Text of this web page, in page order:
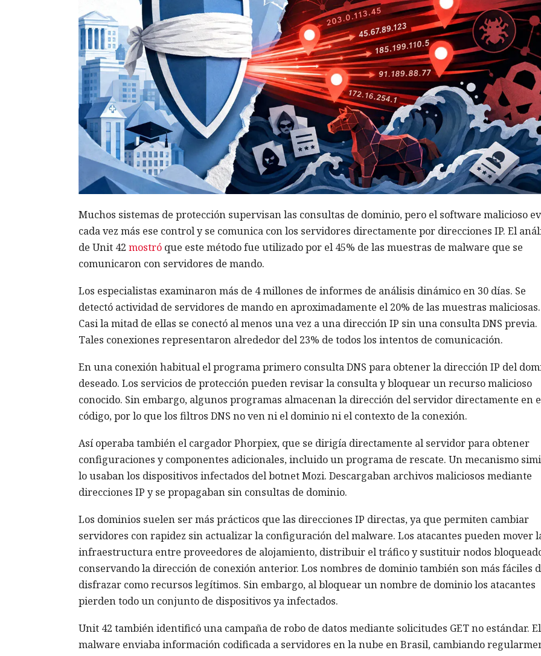
Muchos sistemas de protección supervisan las consultas de dominio, pero el software malicioso
cada vez más ese control y se comunica con los servidores directamente por direcciones IP. El
de Unit 42 mostróque este método fue utilizado por el 45% de las muestras de malware que se
comunicaron con servidores de mando.
Los especialistas examinaron más de 4 millones de informes de análisis dinámico en 30 días. Se
detectó actividad de servidores de mando en aproximadamente el 20% de las muestras maliciosas.
Casi la mitad de ellas se conectó al menos una vez a una dirección IP sin una consulta DNS previa.
Tales conexiones representaron alrededor del 23% de todos los intentos de comunicación.
En una conexión habitual el programa primero consulta DNS para obtener la dirección IP del
deseado. Los servicios de protección pueden revisar la consulta y bloquear un recurso malicioso
conocido. Sin embargo, algunos programas almacenan la dirección del servidor directamente en
código, por lo que los filtros DNS no ven ni el dominio ni el contexto de la conexión.
Así operaba también el cargador Phorpiex, que se dirigía directamente al servidor para obtener
configuraciones y componentes adicionales, incluido un programa de rescate. Un mecanismo
lo usaban los dispositivos infectados del botnet Mozi. Descargaban archivos maliciosos mediante
direcciones IP y se propagaban sin consultas de dominio.
Los dominios suelen ser más prácticos que las direcciones IP directas, ya que permiten cambiar
servidores con rapidez sin actualizar la configuración del malware. Los atacantes pueden mover
infraestructura entre proveedores de alojamiento, distribuir el tráfico y sustituir nodos
conservando la dirección de conexión anterior. Los nombres de dominio también son más fáciles
disfrazar como recursos legítimos. Sin embargo, al bloquear un nombre de dominio los atacantes
pierden todo un conjunto de dispositivos ya infectados.
Unit 42 también identificó una campaña de robo de datos mediante solicitudes GET no estándar. El
malware enviaba información codificada a servidores en la nube en Brasil, cambiando